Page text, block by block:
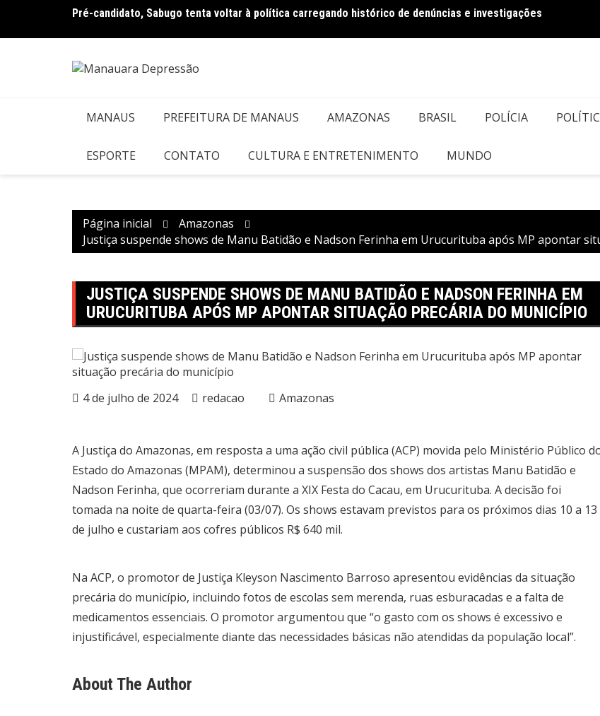
o
Pré-candidato, Sabugo tenta voltar à política carregando histórico de denúncias e investigações
MANAUS PREFEITURA DE MANAUS AMAZONAS BRASIL POLÍCIA
ESPORTE CONTATO CULTURA E ENTRETENIMENTO MUNDO
Página inicial
Amazonas
Justiça suspende shows de Manu Batidão e Nadson Ferinha em Urucurituba após MP apontar
JUSTIÇA SUSPENDE SHOWS DE MANU BATIDÃO E NADSON FERINHA EM
URUCURITUBA APÓS MP APONTAR SITUAÇÃO PRECÁRIA DO MUNICÍPIO
4 de julho de 2024 redacao Amazonas
A Justiça do Amazonas, em resposta a uma ação civil pública (ACP) movida pelo Ministério Público
Estado do Amazonas (MPAM), determinou a suspensão dos shows dos artistas Manu Batidão e
Nadson Ferinha, que ocorreriam durante a XIX Festa do Cacau, em Urucurituba. A decisão foi
tomada na noite de quarta-feira (03/07). Os shows estavam previstos para os próximos dias 10 a 13
de julho e custariam aos cofres públicos R$ 640 mil.
Na ACP, o promotor de Justiça Kleyson Nascimento Barroso apresentou evidências da situação
precária do município, incluindo fotos de escolas sem merenda, ruas esburacadas e a falta de
medicamentos essenciais. O promotor argumentou que “o gasto com os shows é excessivo e
injustificável, especialmente diante das necessidades básicas não atendidas da população local”.
About The Author